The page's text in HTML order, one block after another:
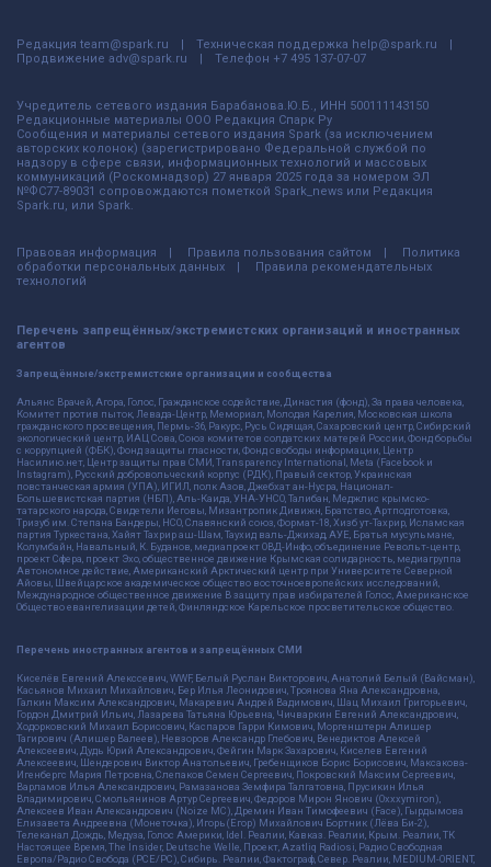
Редакция team@spark.ru Техническая поддержка help@spark.ru
Продвижение adv@spark.ru Телефон +7 495 137-07-07
Учредитель сетевого издания Барабанова.Ю.Б., ИНН 500111143150
Редакционные материалы ООО Редакция Спарк Ру
Сообщения и материалы сетевого издания Spark (за исключением
авторских колонок) (зарегистрировано Федеральной службой по
надзору в сфере связи, информационных технологий и массовых
коммуникаций (Роскомнадзор) 27 января 2025 года за номером ЭЛ
№ФС77-89031 сопровождаются пометкой Spark_news или Редакция
Spark.ru, или Spark.
Правовая информация Правила пользования сайтом
Политика
обработки персональных данных
Правила рекомендательных
технологий
Перечень запрещённых/экстремистских организаций и иностранных
агентов
Запрещённые/экстремистские организации и сообщества
Альянс Врачей, Агора, Голос, Гражданское содействие, Династия (фонд), За права человека,
Комитет против пыток, Левада-Центр, Мемориал, Молодая Карелия, Московская школа
гражданского просвещения, Пермь-36, Ракурс, Русь Сидящая, Сахаровский центр, Сибирский
экологический центр, ИАЦ Сова, Союз комитетов солдатских матерей России, Фонд борьбы
с коррупцией (ФБК), Фонд защиты гласности, Фонд свободы информации, Центр
Насилию.нет, Центр защиты прав СМИ, Transparency International, Meta (Facebook и
Instagram), Русский добровольческий корпус (РДК), Правый сектор, Украинская
повстанческая армия (УПА), ИГИЛ, полк Азов, Джебхат ан-Нусра, Национал-
Большевистская партия (НБП), Аль-Каида, УНА-УНСО, Талибан, Меджлис крымско-
татарского народа, Свидетели Иеговы, Мизантропик Дивижн, Братство, Артподготовка,
Тризуб им. Степана Бандеры, НСО, Славянский союз, Формат-18, Хизб ут-Тахрир, Исламская
партия Туркестана, Хайят Тахрир аш-Шам, Таухид валь-Джихад, АУЕ, Братья мусульмане,
Колумбайн, Навальный, К. Буданов, медиапроект ОВД-Инфо, объединение Револьт-центр,
проект Сфера, проект Эхо, общественное движение Крымская солидарность, медиагруппа
Автономное действие, Американский Арктический центр при Университете Северной
Айовы, Швейцарское академическое общество восточноевропейских исследований,
Международное общественное движение В защиту прав избирателей Голос, Американское
Общество евангелизации детей, Финляндское Карельское просветительское общество.
Перечень иностранных агентов и запрещённых СМИ
Киселёв Евгений Алекссевич, WWF, Белый Руслан Викторович, Анатолий Белый (Вайсман),
Касьянов Михаил Михайлович, Бер Илья Леонидович, Троянова Яна Александровна,
Галкин Максим Александрович, Макаревич Андрей Вадимович, Шац Михаил Григорьевич,
Гордон Дмитрий Ильич, Лазарева Татьяна Юрьевна, Чичваркин Евгений Александрович,
Ходорковский Михаил Борисович, Каспаров Гарри Кимович, Моргенштерн Алишер
Тагирович (Алишер Валеев), Невзоров Александр Глебович, Венедиктов Алексей
Алексеевич, Дудь Юрий Александрович, Фейгин Марк Захарович, Киселев Евгений
Алексеевич, Шендерович Виктор Анатольевич, Гребенщиков Борис Борисович, Максакова-
Игенбергс Мария Петровна, Слепаков Семен Сергеевич, Покровский Максим Сергеевич,
Варламов Илья Александрович, Рамазанова Земфира Талгатовна, Прусикин Илья
Владимирович, Смольянинов Артур Сергеевич, Федоров Мирон Янович (Oxxxymiron),
Алексеев Иван Александрович (Noize MC), Дремин Иван Тимофеевич (Face), Гырдымова
Елизавета Андреевна (Монеточка), Игорь(Егор) Михайлович Бортник (Лёва Би-2),
Телеканал Дождь, Медуза, Голос Америки, Idel. Реалии, Кавказ. Реалии, Крым. Реалии, ТК
Настоящее Время, The Insider, Deutsche Welle, Проект, Azatliq Radiosi, Радио Свободная
Европа/Радио Свобода (PCE/PC), Сибирь. Реалии, Фактограф, Север. Реалии, MEDIUM-ORIENT,